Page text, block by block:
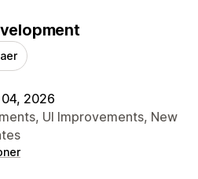
2026
UI Improvements, New